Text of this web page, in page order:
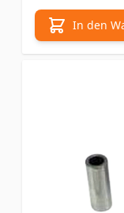
In den